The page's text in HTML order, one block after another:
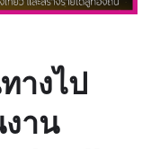
างไป
าน